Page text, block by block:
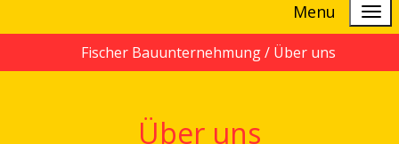
Menu
Fischer Bauunternehmung / Über uns
Über uns